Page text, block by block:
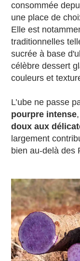
consommée
une place de
Elle est
traditionnelles
sucrée à base
célèbre dessert
couleurs et
L’ube ne passe
pourpre intense
doux aux
largement
bien au-delà des